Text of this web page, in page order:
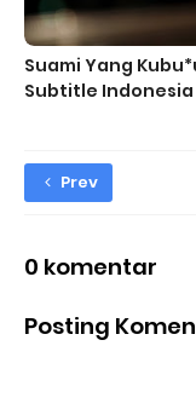
Suami Yang
Subtitle Indonesia
Prev
0 komentar
Posting